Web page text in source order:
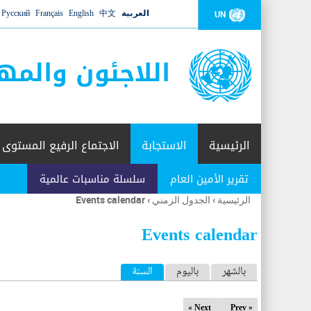
UN العربية 中文
English
Français
Русский
اللاجئون
الرئيسية الاستجابة
تقرير الأمين العام سلسلة مناسبات عالمية
الاجتماع الرفيع المستوى
أنت
هنا
الرئيسية › الجدول الزمني ›
Events calendar
Events calendar
ا
ل
بالشهر باليوم السنة (علامة التبويب النشطة)